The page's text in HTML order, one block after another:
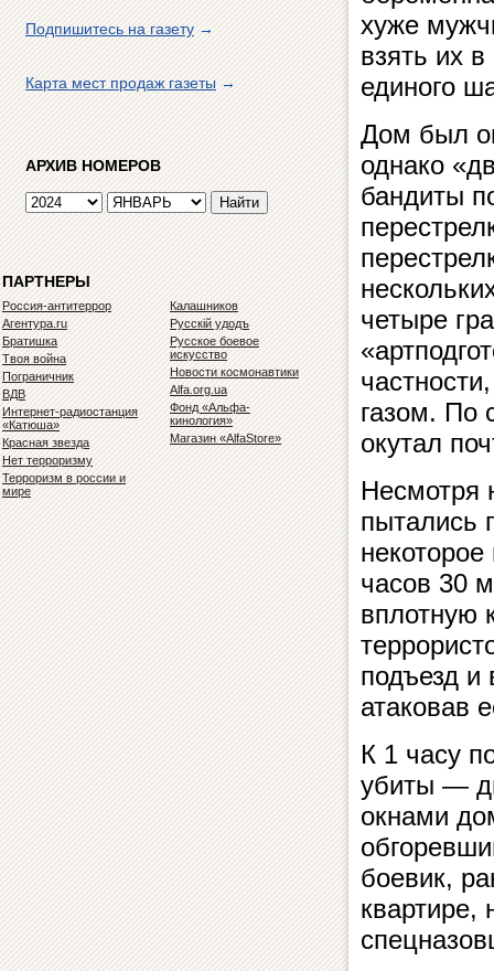
Подпишитесь на газету→
Карта мест продаж газеты→
АРХИВ НОМЕРОВ
ПАРТНЕРЫ
Россия-антитеррор
Агентура.ru
Братишка
Твоя война
Пограничник
ВДВ
Интернет-радиостанция
«Катюша»
Красная звезда
Нет терроризму
Терроризм в россии и
мире
Калашников
Русскiй удодъ
Русское боевое
искусство
Новости космонавтики
Alfa.org.ua
Фонд «Альфа-
кинология»
Магазин «AlfaStore»
хуже
взять их
единого
Дом был
однако
бандиты
четыре
газом. По
окутал
Несмотря
пытались
часов 30
вплотную
подъезд и
атаковав
К 1 часу
убиты —
окнами
боевик,
квартире,